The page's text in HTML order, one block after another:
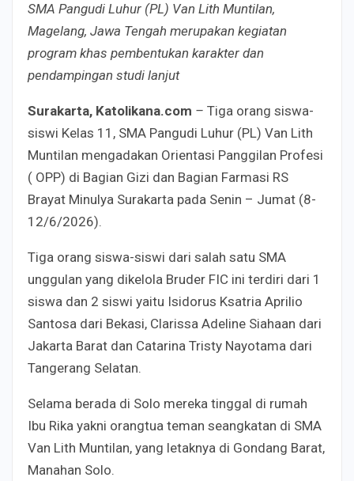
SMA Pangudi Luhur (PL) Van Lith Muntilan,
Magelang, Jawa Tengah merupakan kegiatan
program khas pembentukan karakter dan
pendampingan studi lanjut
Surakarta, Katolikana.com – Tiga orang siswa-
siswi Kelas 11, SMA Pangudi Luhur (PL) Van Lith
Muntilan mengadakan Orientasi Panggilan Profesi
( OPP) di Bagian Gizi dan Bagian Farmasi RS
Brayat Minulya Surakarta pada Senin – Jumat (8-
12/6/2026).
Tiga orang siswa-siswi dari salah satu SMA
unggulan yang dikelola Bruder FIC ini terdiri dari 1
siswa dan 2 siswi yaitu Isidorus Ksatria Aprilio
Santosa dari Bekasi, Clarissa Adeline Siahaan dari
Jakarta Barat dan Catarina Tristy Nayotama dari
Tangerang Selatan.
Selama berada di Solo mereka tinggal di rumah
Ibu Rika yakni orangtua teman seangkatan di SMA
Van Lith Muntilan, yang letaknya di Gondang Barat,
Manahan Solo.